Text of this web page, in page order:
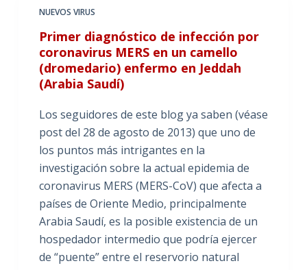
NUEVOS VIRUS
Primer diagnóstico de infección por
coronavirus MERS en un camello
(dromedario) enfermo en Jeddah
(Arabia Saudí)
Los seguidores de este blog ya saben (véase
post del 28 de agosto de 2013) que uno de
los puntos más intrigantes en la
investigación sobre la actual epidemia de
coronavirus MERS (MERS-CoV) que afecta a
países de Oriente Medio, principalmente
Arabia Saudí, es la posible existencia de un
hospedador intermedio que podría ejercer
de “puente” entre el reservorio natural